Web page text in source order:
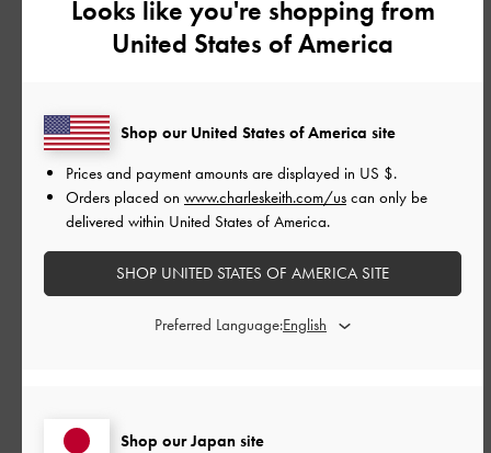
ご感想をお聞かせください
Let us know what you think
Looks like you're shopping from
United States of America
Shop our Japan site
Shop our United States of America site
Prices and payment amounts are displayed in US $.
Orders placed on www.charleskeith.com/us can only be
delivered within United States of America.
SHOP UNITED STATES OF AMERICA SITE
Preferred Language: